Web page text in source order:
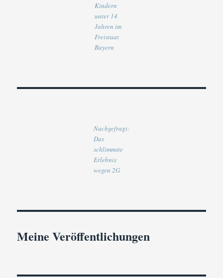
Kindern
unter 14
Jahren im
Freistaat
Bayern
Nachgefragt:
Das
schlimmste
Erlebnis
wegen 2G
Meine Veröffentlichungen